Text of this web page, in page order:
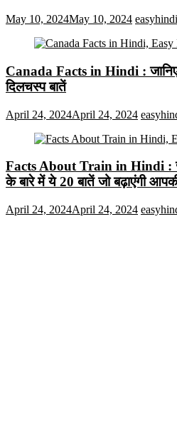
May 10, 2024May 10, 2024
Canada Facts in Hindi :
दिलचस्प बातें
April 24, 2024April 24, 2024
Facts About Train in Hindi :
के बारे में ये 20 बातें जो बढ़ाएंगी
April 24, 2024April 24, 2024